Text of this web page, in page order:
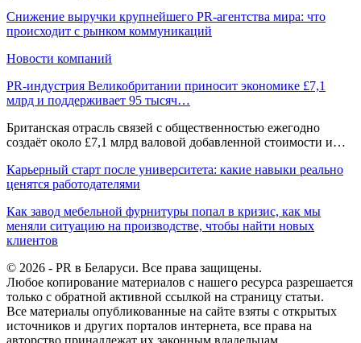
Снижение выручки крупнейшего PR-агентства мира: что
происходит с рынком коммуникаций
Новости компаний
PR-индустрия Великобритании приносит экономике £7,1
млрд и поддерживает 95 тысяч…
Британская отрасль связей с общественностью ежегодно
создаёт около £7,1 млрд валовой добавленной стоимости и…
Карьерный старт после университета: какие навыки реально
ценятся работодателями
Как завод мебельной фурнитуры попал в кризис, как мы
меняли ситуацию на производстве, чтобы найти новых
клиентов
© 2026 - PR в Беларуси. Все права защищены.
Любое копирование материалов с нашего ресурса разрешается
только с обратной активной ссылкой на страницу статьи.
Все материалы опубликованные на сайте взяты с открытых
источников и других порталов интернета, все права на
авторство принадлежат их законным владельцам.